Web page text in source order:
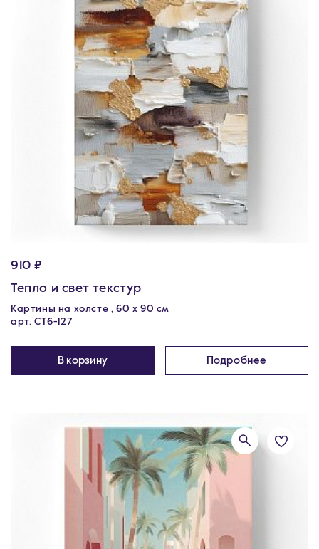
910 ₽
Тепло и свет текстур
Картины на холсте , 60 х 90 см
арт. CT6-127
В корзину Подробнее